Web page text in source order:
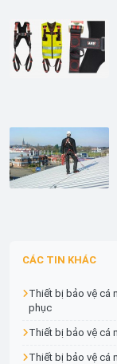
CÁC TIN KHÁC
Thiết bị bảo vệ cá
phục
Thiết bị bảo vệ cá
Thiết bị bảo vệ cá